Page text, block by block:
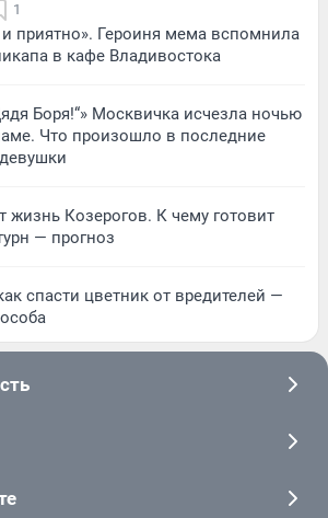
1
приятно». Героиня мема вспомнила
в кафе Владивостока
Боря!“» Москвичка исчезла ночью
Что произошло в последние
жизнь Козерогов. К чему готовит
— прогноз
спасти цветник от вредителей —